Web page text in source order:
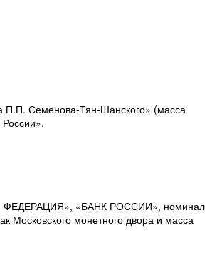
П.П. Семенова-Тян-Шанского» (масса
ФЕДЕРАЦИЯ», «БАНК РОССИИ», номинал
монетного двора и масса